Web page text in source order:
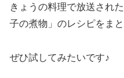
きょうの料理で放送され
子の煮物」のレシピをまと
ぜひ試してみたいです♪